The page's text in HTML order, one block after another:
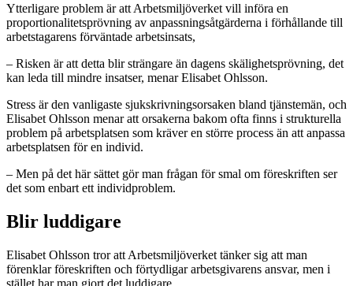
Ytterligare problem är att Arbetsmiljöverket vill införa en
proportionalitetsprövning av anpassningsåtgärderna i förhållande till
arbetstagarens förväntade arbetsinsats,
– Risken är att detta blir strängare än dagens skälighetsprövning, det
kan leda till mindre insatser, menar Elisabet Ohlsson.
Stress är den vanligaste sjukskrivningsorsaken bland tjänstemän, och
Elisabet Ohlsson menar att orsakerna bakom ofta finns i strukturella
problem på arbetsplatsen som kräver en större process än att anpassa
arbetsplatsen för en individ.
– Men på det här sättet gör man frågan för smal om föreskriften ser
det som enbart ett individproblem.
Blir luddigare
Elisabet Ohlsson tror att Arbetsmiljöverket tänker sig att man
förenklar föreskriften och förtydligar arbetsgivarens ansvar, men i
stället har man gjort det luddigare.